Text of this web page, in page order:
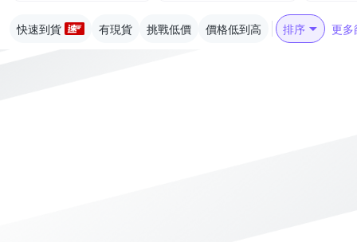
快速到貨 有現貨 挑戰低價 價格低到高 排序 更多